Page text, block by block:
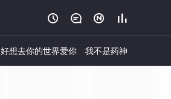
   
好想去你的世界爱你 我不是药神